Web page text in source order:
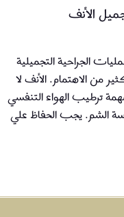
الأنف
الجراحية التجميلية
من الاهتمام. الأنف لا
ترطيب الهواء التنفسي
الشم. يجب الحفاظ علي